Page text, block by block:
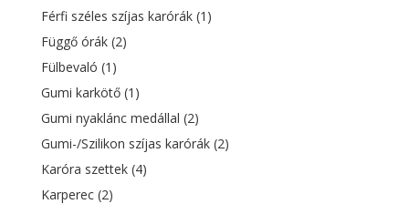
Férfi széles szíjas karórák (1)
Függő órák (2)
Fülbevaló (1)
Gumi karkötő (1)
Gumi nyaklánc medállal (2)
Gumi-/Szilikon szíjas karórák (2)
Karóra szettek (4)
Karperec (2)